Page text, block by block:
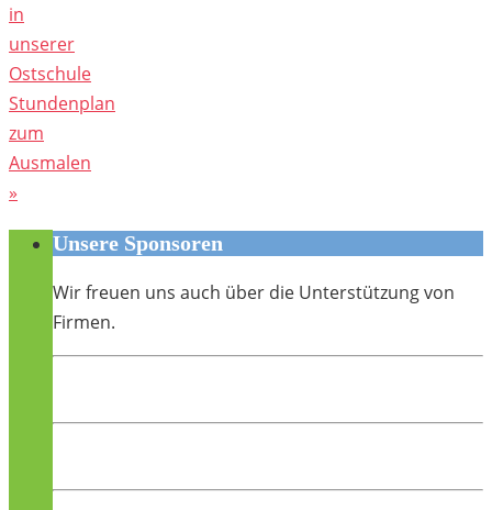
in
unserer
Ostschule
Stundenplan
zum
Ausmalen
»
Unsere Sponsoren
Wir freuen uns auch über die Unterstützung von
Firmen.